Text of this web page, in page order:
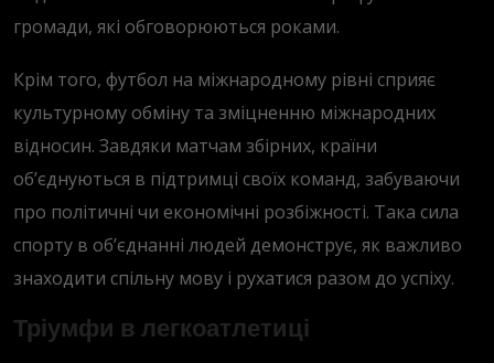
громади, які обговорюються роками.
Крім того, футбол на міжнародному рівні сприяє
культурному обміну та зміцненню міжнародних
відносин. Завдяки матчам збірних, країни
об’єднуються в підтримці своїх команд, забуваючи
про політичні чи економічні розбіжності. Така сила
спорту в об’єднанні людей демонструє, як важливо
знаходити спільну мову і рухатися разом до успіху.
Тріумфи в легкоатлетиці